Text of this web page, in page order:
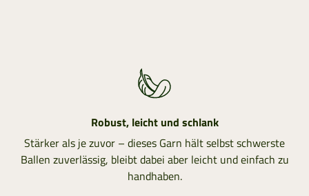
Robust, leicht und schlank
Stärker als je zuvor – dieses Garn hält selbst schwerste
Ballen zuverlässig, bleibt dabei aber leicht und einfach zu
handhaben.